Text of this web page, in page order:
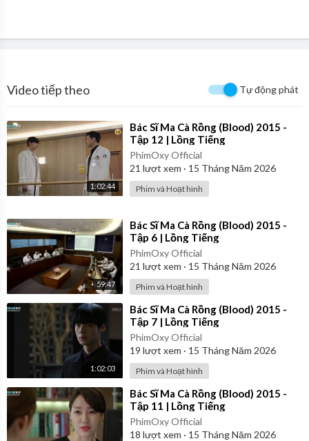
Video tiếp theo Tự động phát
1:02:44
⁣Bác Sĩ Ma Cà Rồng (Blood) 2015 -
Tập 12 | Lồng Tiếng
PhimOxy Official
21 lượt xem · 15 Tháng Năm 2026
Phim và Hoạt hình
59:47
⁣Bác Sĩ Ma Cà Rồng (Blood) 2015 -
Tập 6 | Lồng Tiếng
PhimOxy Official
21 lượt xem · 15 Tháng Năm 2026
Phim và Hoạt hình
1:02:03
⁣Bác Sĩ Ma Cà Rồng (Blood) 2015 -
Tập 7 | Lồng Tiếng
PhimOxy Official
19 lượt xem · 15 Tháng Năm 2026
Phim và Hoạt hình
⁣Bác Sĩ Ma Cà Rồng (Blood) 2015 -
Tập 11 | Lồng Tiếng
PhimOxy Official
18 lượt xem · 15 Tháng Năm 2026